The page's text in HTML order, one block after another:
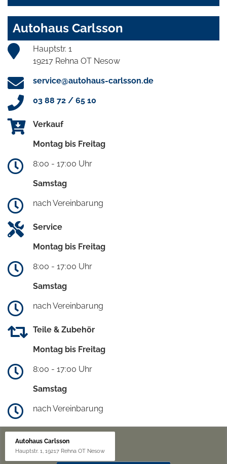
Autohaus Carlsson
Hauptstr. 1
19217 Rehna OT Nesow
service@autohaus-carlsson.de
03 88 72 / 65 10
Verkauf
Montag bis Freitag
8:00 - 17:00 Uhr
Samstag
nach Vereinbarung
Service
Montag bis Freitag
8:00 - 17:00 Uhr
Samstag
nach Vereinbarung
Teile & Zubehör
Montag bis Freitag
8:00 - 17:00 Uhr
Samstag
nach Vereinbarung
Autohaus Carlsson
Hauptstr. 1, 19217 Rehna OT Nesow